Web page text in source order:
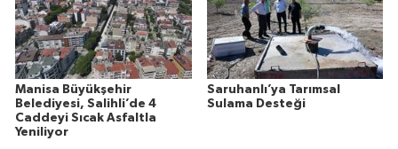
Manisa Büyükşehir
Belediyesi, Salihli’de 4
Caddeyi Sıcak Asfaltla
Yeniliyor
Saruhanlı’ya Tarımsal
Sulama Desteği